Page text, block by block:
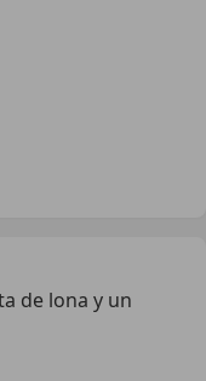
de lona y un